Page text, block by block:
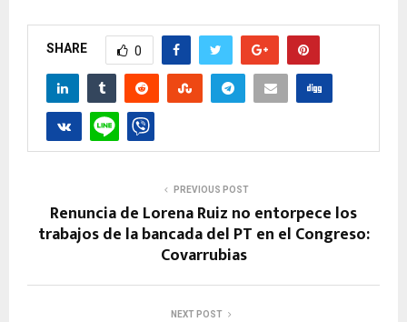
SHARE 0
PREVIOUS POST
Renuncia de Lorena Ruiz no entorpece los
trabajos de la bancada del PT en el Congreso:
Covarrubias
NEXT POST